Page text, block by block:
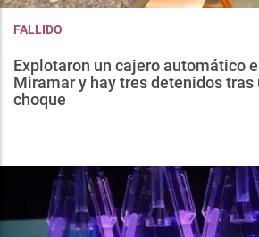
FALLIDO
Explotaron un cajero automático
Miramar y hay tres detenidos tras
choque